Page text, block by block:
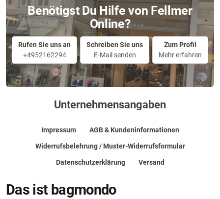
Benötigst Du Hilfe von Fellmer
Online?
Rufen Sie uns an
+4952162294
Schreiben Sie uns
E-Mail senden
Zum Profil
Mehr erfahren
Unternehmensangaben
Impressum AGB & Kundeninformationen
Widerrufsbelehrung / Muster-Widerrufsformular
Datenschutzerklärung Versand
Das ist bagmondo